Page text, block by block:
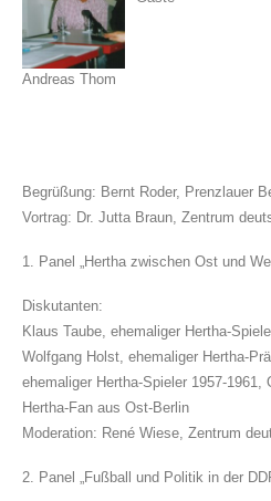
Andreas Thom
Begrüßung: Bernt Roder, Prenzlauer
Vortrag: Dr. Jutta Braun, Zentrum
1. Panel „Hertha zwischen Ost und
Diskutanten:
Klaus Taube, ehemaliger Hertha-
Wolfgang Holst, ehemaliger Hertha-
ehemaliger Hertha-Spieler 1957-1961,
Hertha-Fan aus Ost-Berlin
Moderation: René Wiese, Zentrum
2. Panel „Fußball und Politik in der